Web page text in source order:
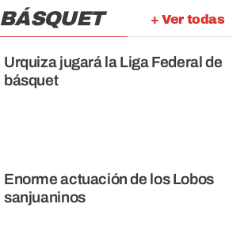
+ Ver todas
BÁSQUET
Urquiza jugará la Liga Federal de
básquet
Enorme actuación de los Lobos
sanjuaninos